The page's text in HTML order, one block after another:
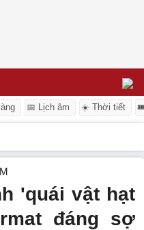
📅 Lịch âm ☀️ Thời tiết
'quái vật hạt
đáng sợ